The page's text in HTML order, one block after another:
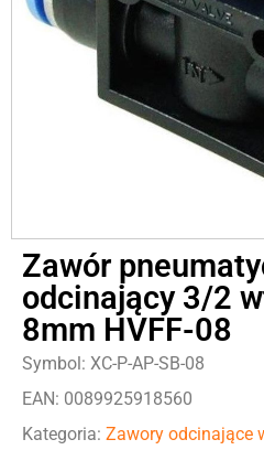
Zawór
odcinający 3/2
8mm HVFF-08
Symbol: XC-P-AP-SB-08
EAN: 0089925918560
Kategoria: Zawory odcinające